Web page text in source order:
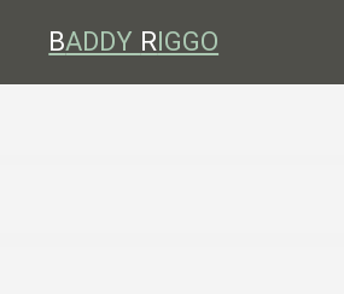
BADDY RIGGO